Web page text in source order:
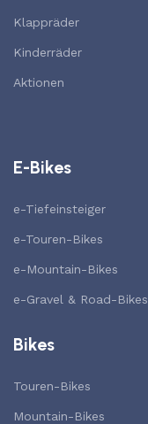
Klappräder
Kinderräder
Aktionen
E-Bikes
e-Tiefeinsteiger
e-Touren-Bikes
e-Mountain-Bikes
e-Gravel & Road-Bikes
Bikes
Touren-Bikes
Mountain-Bikes